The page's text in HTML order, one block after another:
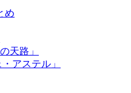
め
天路」
アステル」